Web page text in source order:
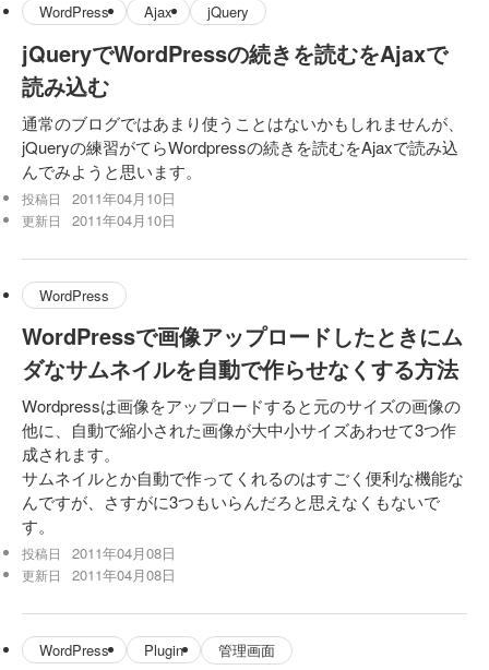
WordPress Ajax jQuery
jQueryでWordPressの続きを読むをAjaxで
読み込む
通常のブログではあまり使うことはないかもしれませんが、
jQueryの練習がてらWordpressの続きを読むをAjaxで読み込
んでみようと思います。
投稿日 2011年04月10日
更新日 2011年04月10日
WordPress
WordPressで画像アップロードしたときにム
ダなサムネイルを自動で作らせなくする方法
Wordpressは画像をアップロードすると元のサイズの画像の
他に、自動で縮小された画像が大中小サイズあわせて3つ作
成されます。
サムネイルとか自動で作ってくれるのはすごく便利な機能な
んですが、さすがに3つもいらんだろと思えなくもないで
す。
投稿日 2011年04月08日
更新日 2011年04月08日
WordPress Plugin 管理画面